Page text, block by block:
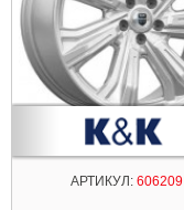
АРТИКУЛ:606209